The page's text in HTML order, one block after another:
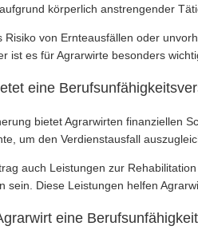
körperlich anstrengender
Risiko von Ernteausfällen oder
ist es für Agrarwirte besonders
eine
bietet Agrarwirten finanziellen
um den Verdienstausfall
auch Leistungen zur
sein. Diese Leistungen helfen
eine